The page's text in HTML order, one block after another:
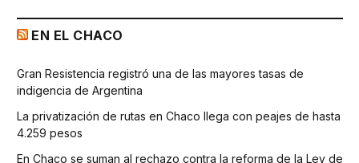
EN EL CHACO
Gran Resistencia registró una de las mayores tasas de
indigencia de Argentina
La privatización de rutas en Chaco llega con peajes de hasta
4.259 pesos
En Chaco se suman al rechazo contra la reforma de la Ley de